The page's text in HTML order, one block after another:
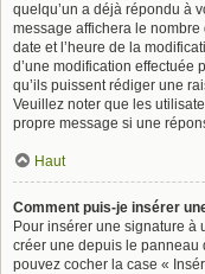
quelqu’un a déjà répondu à
message affichera le nombre
date et l’heure de la
d’une modification effectuée
qu’ils puissent rédiger une
Veuillez noter que les
propre message si une
Haut
Comment puis-je insérer
Pour insérer une signature à
créer une depuis le panneau
pouvez cocher la case «